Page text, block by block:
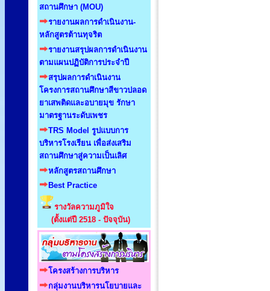
สถานศึกษา (MOU)
รายงานผลการดำเนินงาน-
หลักสูตรต้านทุจริต
รายงานสรุปผลการดำเนินงาน
ตามแผนปฏิบัติการประจำปี
สรุปผลการดำเนินงาน
โครงการสถานศึกษาสีขาวปลอด
ยาเสพติดและอบายมุข รักษา
มาตรฐานระดับเพชร
TRS Model รูปแบบการ
บริหารโรงเรียน เพื่อส่งเสริม
สถานศึกษาสู่ความเป็นเลิศ
หลักสูตรสถานศึกษา
Best Practice
รางวัลความภูมิใจ
(ตั้งแต่ปี 2518 - ปัจจุบัน)
โครงสร้างการบริหาร
กลุ่มงานบริหารนโยบายและ